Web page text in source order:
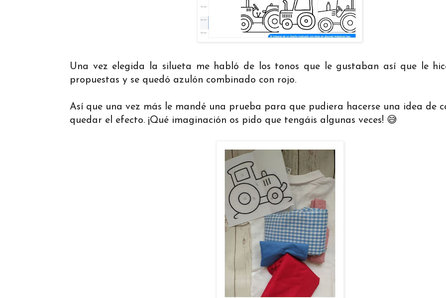
Una vez elegida la silueta me habló de los tonos que le gustaban así que le
propuestas y se quedó azulón combinado con rojo.
Así que una vez más le mandé una prueba para que pudiera hacerse una idea de
quedar el efecto. ¡Qué imaginación os pido que tengáis algunas veces! 😅